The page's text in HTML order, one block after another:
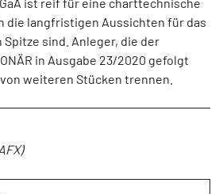
die langfristigen Aussichten für das
sind. Anleger, die der
in Ausgabe 23/2020 gefolgt
weiteren Stücken trennen.